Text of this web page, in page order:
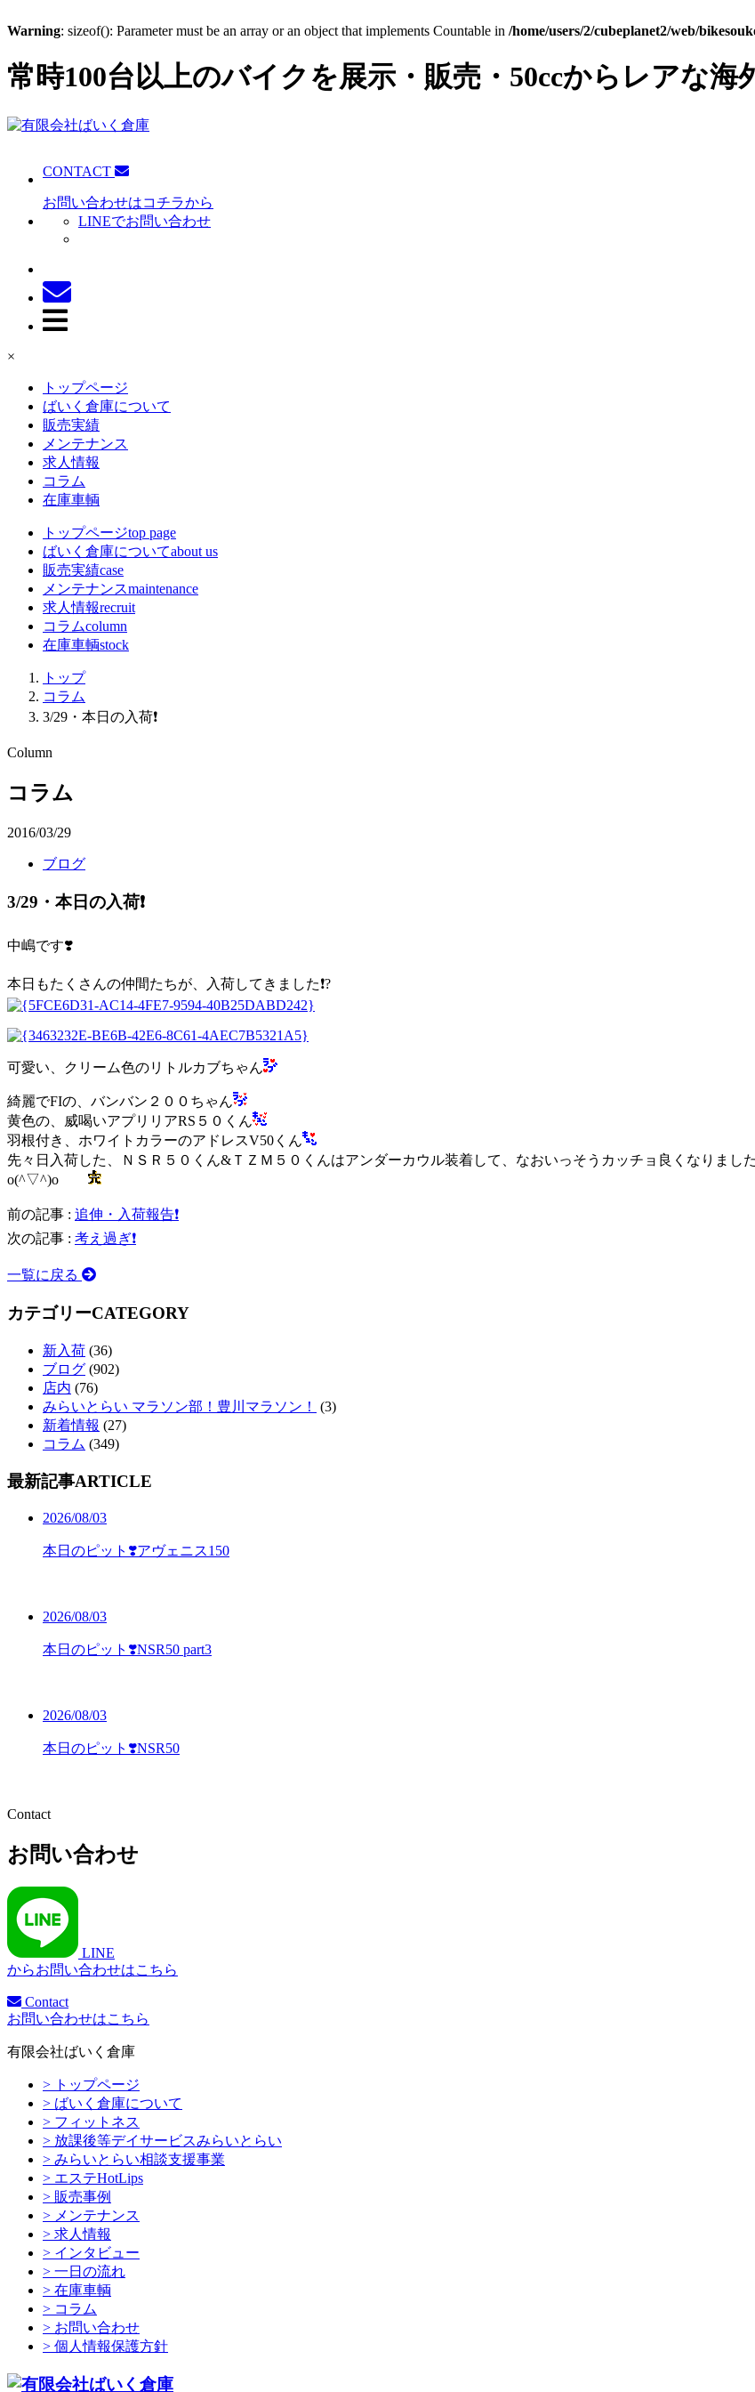
Warning: sizeof(): Parameter must be an array or an object that implements Countable in /home/users/2/cubeplanet2/web/
常時100台以上のバイクを展示・販売・50ccからレアな海
CONTACT
お問い合わせはコチラから
LINEでお問い合わせ
×
トップページ
ばいく倉庫について
販売実績
メンテナンス
求人情報
コラム
在庫車輌
トップページtop page
ばいく倉庫についてabout us
販売実績case
メンテナンスmaintenance
求人情報recruit
コラムcolumn
在庫車輌stock
トップ
コラム
3/29・本日の入荷❗️
Column
コラム
2016/03/29
ブログ
3/29・本日の入荷❗️
中嶋です❣️
本日もたくさんの仲間たちが、入荷してきました❗️?
可愛い、クリーム色のリトルカブちゃん
綺麗でFIの、バンバン２００ちゃん
黄色の、威喝いアプリリアRS５０くん
羽根付き、ホワイトカラーのアドレスV50くん
先々日入荷した、ＮＳＲ５０くん&ＴＺＭ５０くんはアンダーカウル装着して、なおいっそうカッチョ良くなりまし
o(^▽^)o
前の記事 : 追伸・入荷報告❗️
次の記事 : 考え過ぎ❗️
一覧に戻る
カテゴリーCATEGORY
新入荷 (36)
ブログ (902)
店内 (76)
みらいとらい マラソン部！豊川マラソン！
(3)
新着情報 (27)
コラム (349)
最新記事ARTICLE
2026/08/03
本日のピット❣️アヴェニス150
2026/08/03
本日のピット❣️NSR50 part3
2026/08/03
本日のピット❣️NSR50
Contact
お問い合わせ
LINE
からお問い合わせはこちら
Contact
お問い合わせはこちら
有限会社ばいく倉庫
> トップページ
> ばいく倉庫について
> フィットネス
> 放課後等デイサービスみらいとらい
> みらいとらい相談支援事業
> エステHotLips
> 販売事例
> メンテナンス
> 求人情報
> インタビュー
> 一日の流れ
> 在庫車輌
> コラム
> お問い合わせ
> 個人情報保護方針